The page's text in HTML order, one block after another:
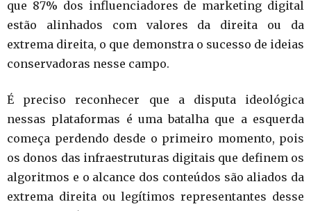
que 87% dos influenciadores de marketing digital
estão alinhados com valores da direita ou da
extrema direita, o que demonstra o sucesso de ideias
conservadoras nesse campo.
É preciso reconhecer que a disputa ideológica
nessas plataformas é uma batalha que a esquerda
começa perdendo desde o primeiro momento, pois
os donos das infraestruturas digitais que definem os
algoritmos e o alcance dos conteúdos são aliados da
extrema direita ou legítimos representantes desse